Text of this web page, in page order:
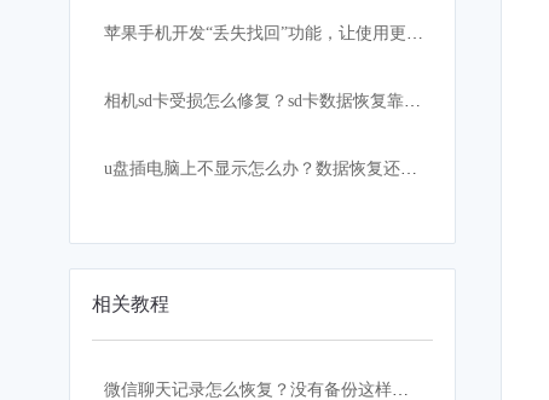
苹果手机开发“丢失找回”功能，让使用更加安心！
相机sd卡受损怎么修复？sd卡数据恢复靠这招
u盘插电脑上不显示怎么办？数据恢复还有希望吗
相关教程
微信聊天记录怎么恢复？没有备份这样做！